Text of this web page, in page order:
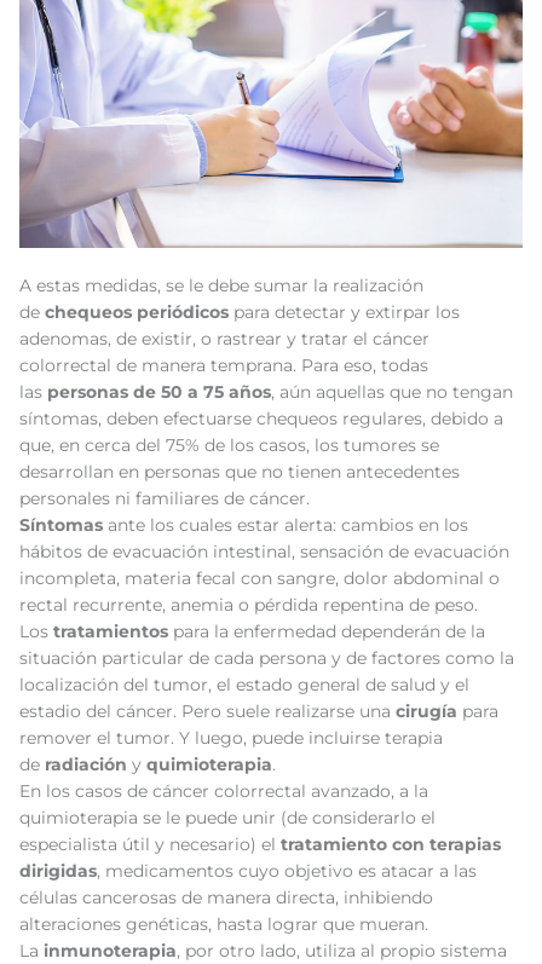
A estas medidas, se le debe sumar la realización
de chequeos periódicos para detectar y extirpar los
adenomas, de existir, o rastrear y tratar el cáncer
colorrectal de manera temprana. Para eso, todas
las personas de 50 a 75 años, aún aquellas que no tengan
síntomas, deben efectuarse chequeos regulares, debido a
que, en cerca del 75% de los casos, los tumores se
desarrollan en personas que no tienen antecedentes
personales ni familiares de cáncer.
Síntomas ante los cuales estar alerta: cambios en los
hábitos de evacuación intestinal, sensación de evacuación
incompleta, materia fecal con sangre, dolor abdominal o
rectal recurrente, anemia o pérdida repentina de peso.
Los tratamientos para la enfermedad dependerán de la
situación particular de cada persona y de factores como la
localización del tumor, el estado general de salud y el
estadio del cáncer. Pero suele realizarse una cirugía para
remover el tumor. Y luego, puede incluirse terapia
de radiación y quimioterapia.
En los casos de cáncer colorrectal avanzado, a la
quimioterapia se le puede unir (de considerarlo el
especialista útil y necesario) el tratamiento con terapias
dirigidas, medicamentos cuyo objetivo es atacar a las
células cancerosas de manera directa, inhibiendo
alteraciones genéticas, hasta lograr que mueran.
La inmunoterapia, por otro lado, utiliza al propio sistema